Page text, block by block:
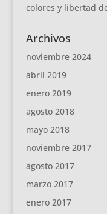
colores y libertad
Archivos
noviembre 2024
abril 2019
enero 2019
agosto 2018
mayo 2018
noviembre 2017
agosto 2017
marzo 2017
enero 2017